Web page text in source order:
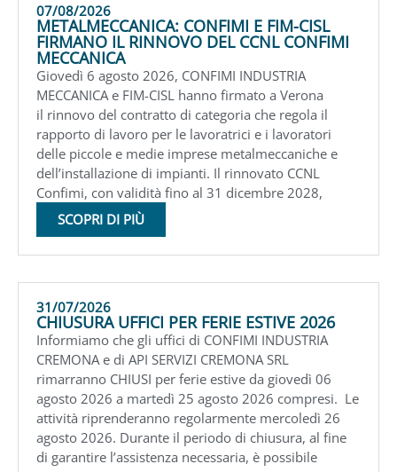
07/08/2026
METALMECCANICA: CONFIMI E FIM-CISL
FIRMANO IL RINNOVO DEL CCNL CONFIMI
MECCANICA
Giovedì 6 agosto 2026, CONFIMI INDUSTRIA
MECCANICA e FIM-CISL hanno firmato a Verona
il rinnovo del contratto di categoria che regola il
rapporto di lavoro per le lavoratrici e i lavoratori
delle piccole e medie imprese metalmeccaniche e
dell’installazione di impianti. Il rinnovato CCNL
Confimi, con validità fino al 31 dicembre 2028,
SCOPRI DI PIÙ
31/07/2026
CHIUSURA UFFICI PER FERIE ESTIVE 2026
Informiamo che gli uffici di CONFIMI INDUSTRIA
CREMONA e di API SERVIZI CREMONA SRL
rimarranno CHIUSI per ferie estive da giovedì 06
agosto 2026 a martedì 25 agosto 2026 compresi. Le
attività riprenderanno regolarmente mercoledì 26
agosto 2026. Durante il periodo di chiusura, al fine
di garantire l’assistenza necessaria, è possibile